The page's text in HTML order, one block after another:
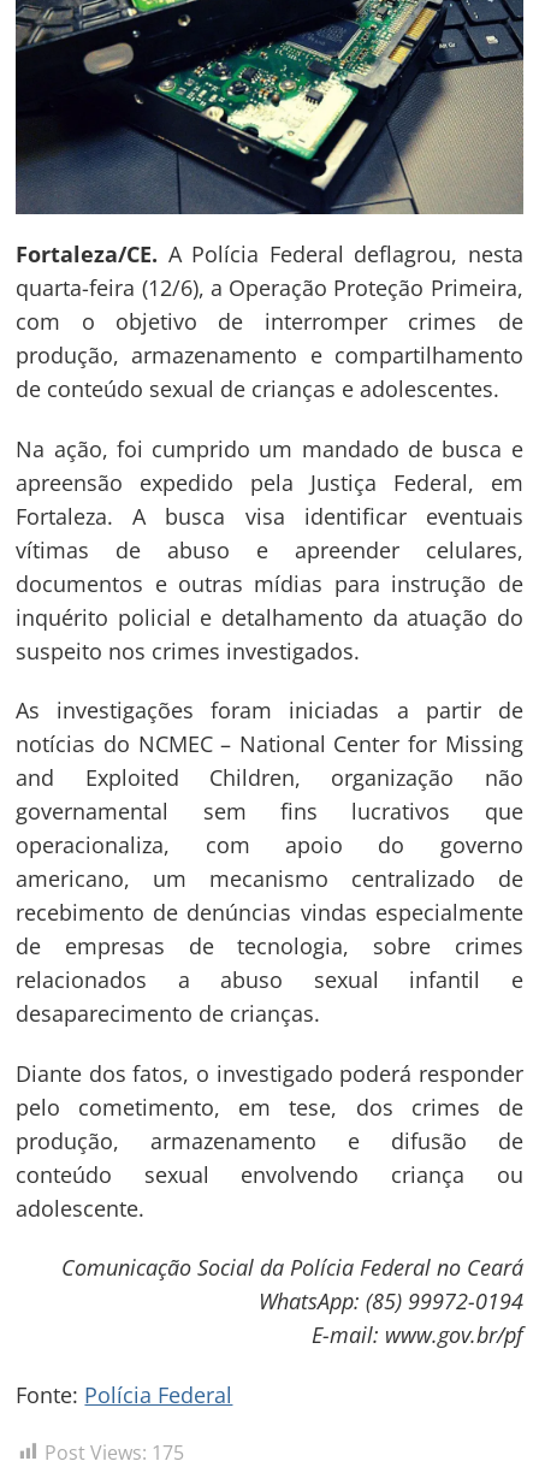
Fortaleza/CE. A Polícia Federal deflagrou, nesta
quarta-feira (12/6), a Operação Proteção Primeira,
com o objetivo de interromper crimes de
produção, armazenamento e compartilhamento
de conteúdo sexual de crianças e adolescentes.
Na ação, foi cumprido um mandado de busca e
apreensão expedido pela Justiça Federal, em
Fortaleza. A busca visa identificar eventuais
vítimas de abuso e apreender celulares,
documentos e outras mídias para instrução de
inquérito policial e detalhamento da atuação do
suspeito nos crimes investigados.
As investigações foram iniciadas a partir de
notícias do NCMEC – National Center for Missing
and Exploited Children, organização não
governamental sem fins lucrativos que
operacionaliza, com apoio do governo
americano, um mecanismo centralizado de
recebimento de denúncias vindas especialmente
de empresas de tecnologia, sobre crimes
relacionados a abuso sexual infantil e
desaparecimento de crianças.
Diante dos fatos, o investigado poderá responder
pelo cometimento, em tese, dos crimes de
produção, armazenamento e difusão de
conteúdo sexual envolvendo criança ou
adolescente.
Comunicação Social da Polícia Federal no Ceará
WhatsApp: (85) 99972-0194
E-mail: www.gov.br/pf
Fonte: Polícia Federal
Post Views: 175
Navegação
de
Post